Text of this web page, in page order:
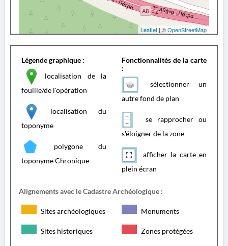
Leaflet | ©OpenStreetMap
Légende graphique :
localisation de la
fouille/de l'opération
localisation du
toponyme
polygone du
toponyme Chronique
Fonctionnalités de la carte
:
sélectionner un
autre fond de plan
se rapprocher ou
s'éloigner de la zone
afficher la carte en
plein écran
Alignements avec le Cadastre Archéologique :
Sites archéologiques Monuments
Sites historiques Zones protégées